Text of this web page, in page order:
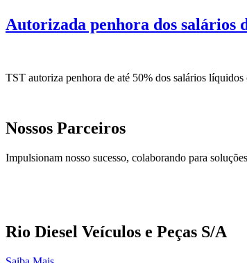
Autorizada penhora dos salários
TST autoriza penhora de até 50% dos salários
Nossos Parceiros
Impulsionam nosso sucesso, colaborando para
Rio Diesel Veículos e Peças S/A